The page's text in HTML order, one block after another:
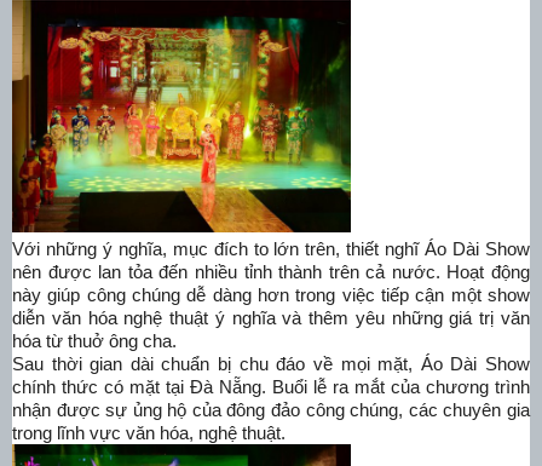
Với những ý nghĩa, mục đích to lớn trên, thiết nghĩ Áo Dài Show
nên được lan tỏa đến nhiều tỉnh thành trên cả nước. Hoạt động
này giúp công chúng dễ dàng hơn trong việc tiếp cận một show
diễn văn hóa nghệ thuật ý nghĩa và thêm yêu những giá trị văn
hóa từ thuở ông cha.
Sau thời gian dài chuẩn bị chu đáo về mọi mặt, Áo Dài Show
chính thức có mặt tại Đà Nẵng. Buổi lễ ra mắt của chương trình
nhận được sự ủng hộ của đông đảo công chúng, các chuyên gia
trong lĩnh vực văn hóa, nghệ thuật.